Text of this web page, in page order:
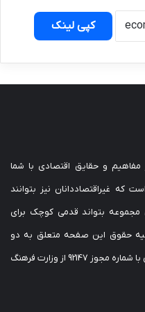
کپی لینک
مفاهیم و حقایق اقتصادی با شما
غیراقتصاددانان نیز بتوانند
مجموعه بتواند قدمی کوچک برای
کلیه حقوق این صفحه متعلق به دو
فصلنامه تخصصی دروازه اقتصاد و کارآفرینی با شماره مجوز 92147 از وزارت فرهنگ